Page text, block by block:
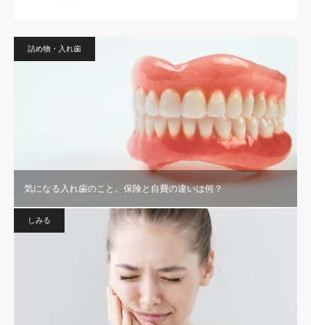
詰め物・入れ歯
気になる入れ歯のこと。保険と自費の違いは何？
しみる